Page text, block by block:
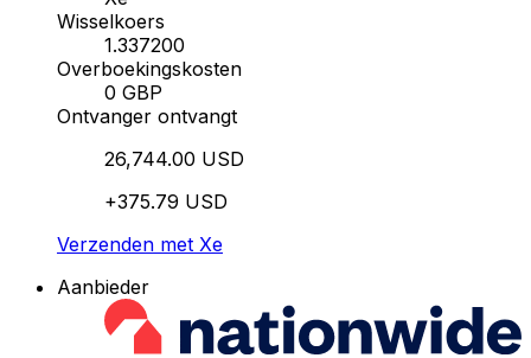
Wisselkoers
1.337200
Overboekingskosten
0 GBP
Ontvanger ontvangt
26,744.00 USD
+375.79 USD
Verzenden met Xe
Aanbieder